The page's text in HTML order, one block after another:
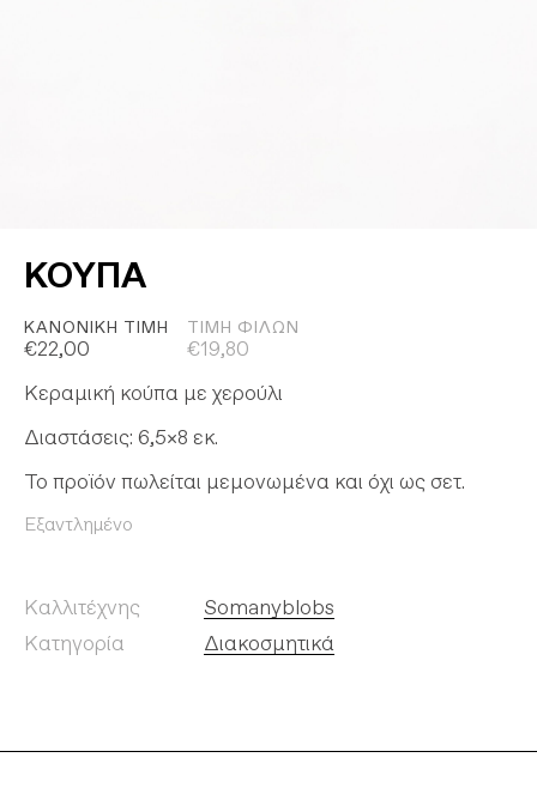
ΚΟΥΠΑ
ΚΑΝΟΝΙΚΉ ΤΙΜΉ
€22,00
ΤΙΜΉ ΦΊΛΩΝ
€19,80
Κεραμική κούπα με χερούλι
Διαστάσεις: 6,5×8 εκ.
Το προϊόν πωλείται μεμονωμένα και όχι ως σετ.
Εξαντλημένο
Καλλιτέχνης
Somanyblobs
Κατηγορία
Διακοσμητικά